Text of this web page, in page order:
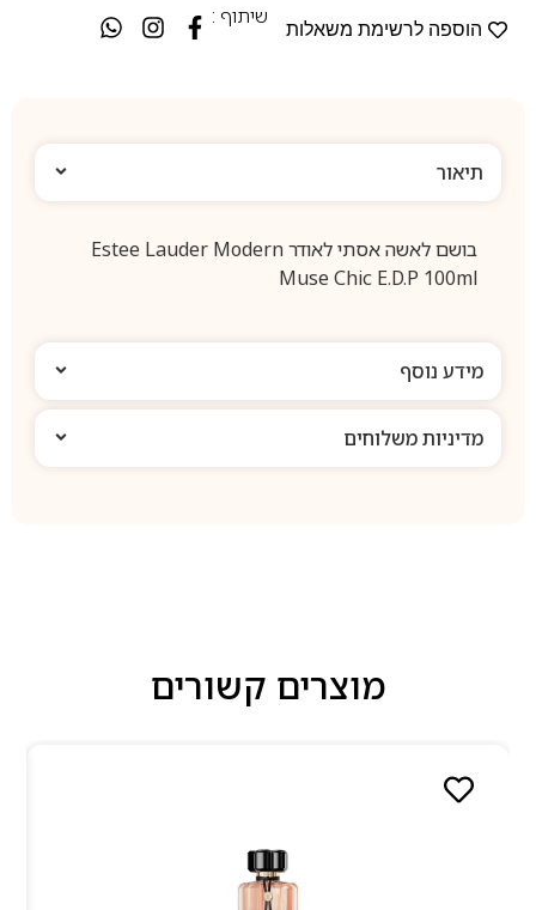
הוספה לרשימת משאלות
שיתוף :
תיאור
בושם לאשה אסתי לאודר Estee Lauder Modern
Muse Chic E.D.P 100ml
מידע נוסף
מדיניות משלוחים
מוצרים קשורים